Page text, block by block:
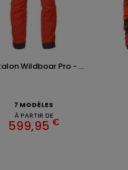
Wildboar Pro - ...
7 MODÈLES
À PARTIR DE
599,95 €